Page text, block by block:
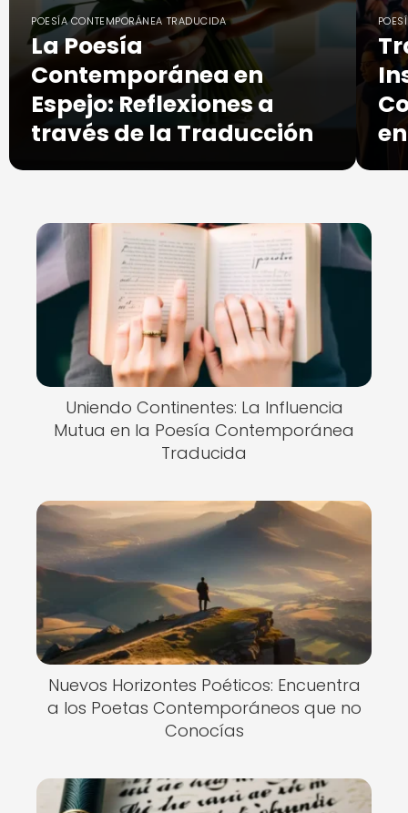
POESÍA CONTEMPORÁNEA TRADUCIDA
La Poesía
Contemporánea en
Espejo: Reflexiones a
través de la Traducción
Uniendo Continentes: La Influencia
Mutua en la Poesía Contemporánea
Traducida
Nuevos Horizontes Poéticos: Encuentra
a los Poetas Contemporáneos que no
Conocías